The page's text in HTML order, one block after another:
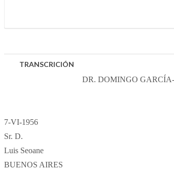
TRANSCRICIÓN
DR. DOMINGO
7-VI-1956
Sr. D.
Luis Seoane
BUENOS AIRES